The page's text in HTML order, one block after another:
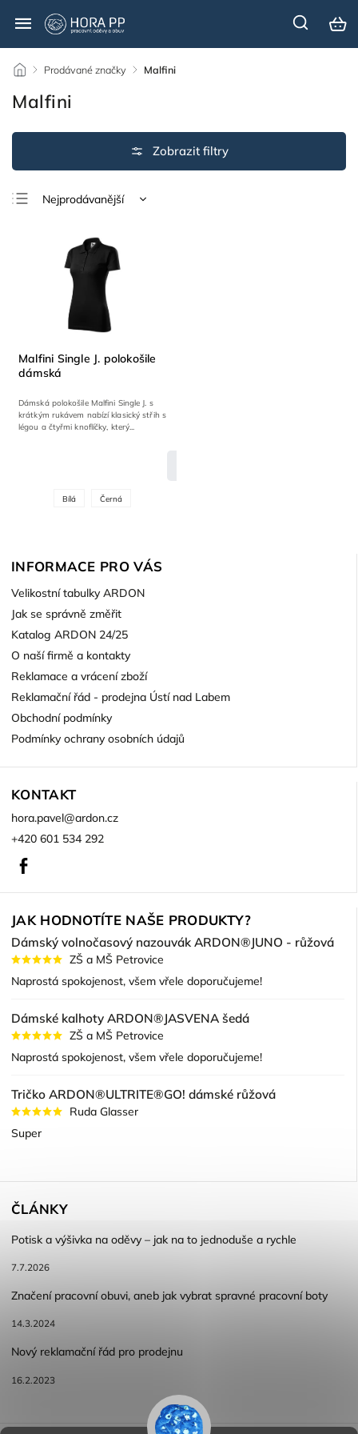
/ Prodávané značky / Malfini
Malfini
Nejprodávanější
Nejdražší
Abecedně
Malfini Single J. polokošile
dámská
Dámská polokošile Malfini Single J. s
krátkým rukávem nabízí klasický střih s
légou a čtyřmi knoflíčky, který...
Bílá Černá
INFORMACE PRO VÁS
Velikostní tabulky ARDON
Jak se správně změřit
Katalog ARDON 24/25
O naší firmě a kontakty
Reklamace a vrácení zboží
Reklamační řád - prodejna Ústí nad Labem
Obchodní podmínky
Podmínky ochrany osobních údajů
KONTAKT
hora.pavel@ardon.cz
+420 601 534 292
JAK HODNOTÍTE NAŠE PRODUKTY?
Dámský volnočasový nazouvák ARDON®JUNO - růžová
ZŠ a MŠ Petrovice
Naprostá spokojenost, všem vřele doporučujeme!
Dámské kalhoty ARDON®JASVENA šedá
ZŠ a MŠ Petrovice
Naprostá spokojenost, všem vřele doporučujeme!
Tričko ARDON®ULTRITE®GO! dámské růžová
Ruda Glasser
Super
ČLÁNKY
Potisk a výšivka na oděvy – jak na to jednoduše a rychle
7.7.2026
Značení pracovní obuvi, aneb jak vybrat spravné pracovní boty
14.3.2024
Nový reklamační řád pro prodejnu
16.2.2023